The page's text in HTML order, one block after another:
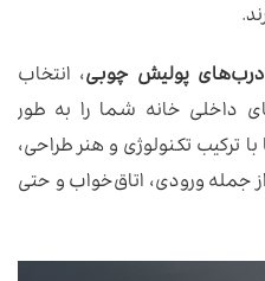
درب‌های پولیش چوبی، انتخاب
داخلی خانه شما را به طور
ترکیب تکنولوژی و هنر طراحی،
جمله ورودی، اتاق‌خواب و حتی